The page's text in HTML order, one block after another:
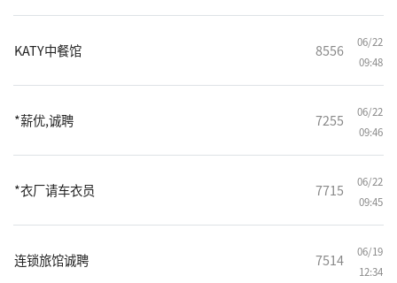
KATY中餐馆 8556
06/22
09:48
*薪优,诚聘 7255
06/22
09:46
*衣厂请车衣员 7715
06/22
09:45
连锁旅馆诚聘 7514
06/19
12:34